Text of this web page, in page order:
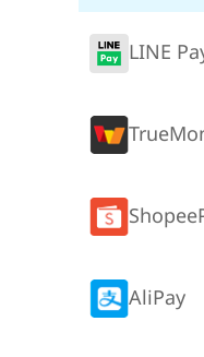
LINE
AliPay